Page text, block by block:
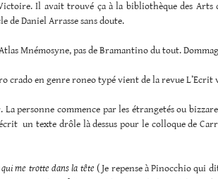
Il avait trouvé ça à la bibliothèque des Arts
de Daniel Arrasse sans doute.
Mnémosyne, pas de Bramantino du tout.
crado en genre roneo typé vient de la revue L’Ecrit
La personne commence par les étrangetés ou
un texte drôle là dessus pour le colloque de
me trotte dans la tête ( Je repense à Pinocchio qui